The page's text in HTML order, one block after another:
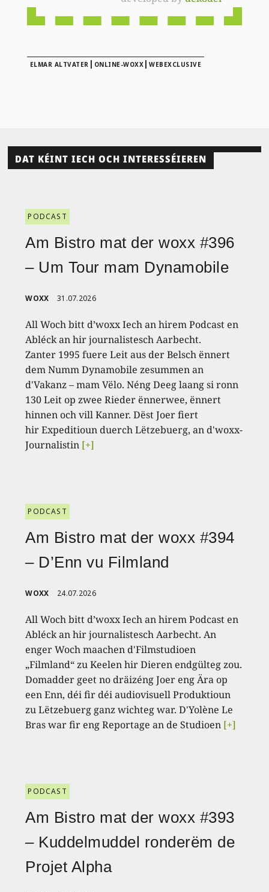
ELMAR ALTVATER | ONLINE-WOXX |WEBEXCLUSIVE
DAT KÉINT IECH OCH INTERESSÉIEREN
PODCAST
Am Bistro mat der woxx #396
– Um Tour mam Dynamobile
WOXX 31.07.2026
All Woch bitt d’woxx Iech an hirem Podcast en
Abléck an hir journalistesch Aarbecht.
Zanter 1995 fuere Leit aus der Belsch ënnert
dem Numm Dynamobile zesummen an
d'Vakanz – mam Vëlo. Néng Deeg laang si ronn
130 Leit op zwee Rieder ënnerwee, ënnert
hinnen och vill Kanner. Dëst Joer fiert
hir Expeditioun duerch Lëtzebuerg, an d'woxx-
Journalistin [+]
PODCAST
Am Bistro mat der woxx #394
– D’Enn vu Filmland
WOXX 24.07.2026
All Woch bitt d’woxx Iech an hirem Podcast en
Abléck an hir journalistesch Aarbecht. An
enger Woch maachen d'Filmstudioen
„Filmland“ zu Keelen hir Dieren endgülteg zou.
Domadder geet no dräizéng Joer eng Ära op
een Enn, déi fir déi audiovisuell Produktioun
zu Lëtzebuerg ganz wichteg war. D'Yolène Le
Bras war fir eng Reportage an de Studioen [+]
PODCAST
Am Bistro mat der woxx #393
– Kuddelmuddel ronderëm de
Projet Alpha